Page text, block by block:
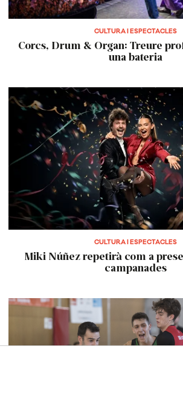
CULTURA I ESPECTACLES
Corcs, Drum & Organ: Treure
una bateria
CULTURA I ESPECTACLES
Miki Núñez repetirà com a
campanades